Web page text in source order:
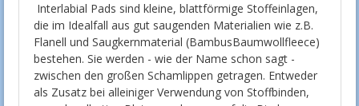
Interlabial Pads sind kleine, blattförmige Stoffeinlagen,
die im Idealfall aus gut saugenden Materialien wie z.B.
Flanell und Saugkernmaterial (BambusBaumwollfleece)
bestehen. Sie werden - wie der Name schon sagt -
zwischen den großen Schamlippen getragen. Entweder
als Zusatz bei alleiniger Verwendung von Stoffbinden,